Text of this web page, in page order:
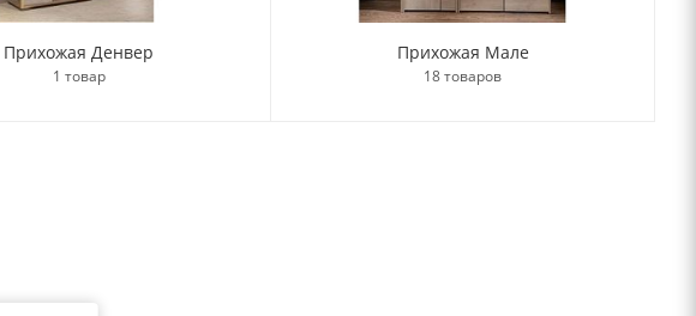
Прихожая Денвер
1 товар
Прихожая Мале
18 товаров